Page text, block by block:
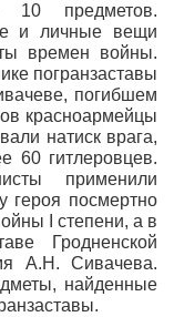
10 предметов.
и личные вещи
времен войны.
погранзаставы
погибшем
красноармейцы
натиск врага,
60 гитлеровцев.
применили
героя посмертно
I степени, а в
Гродненской
А.Н. Сивачева.
найденные